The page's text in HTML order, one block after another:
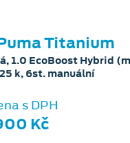
Titanium
1.0 EcoBoost Hybrid
k, 6st. manuální
s DPH
Kč